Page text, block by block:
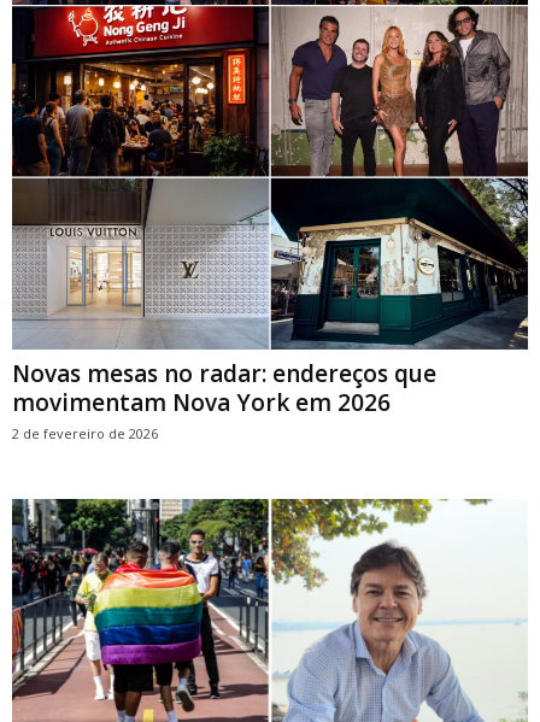
Novas mesas no radar: endereços que
movimentam Nova York em 2026
2 de fevereiro de 2026